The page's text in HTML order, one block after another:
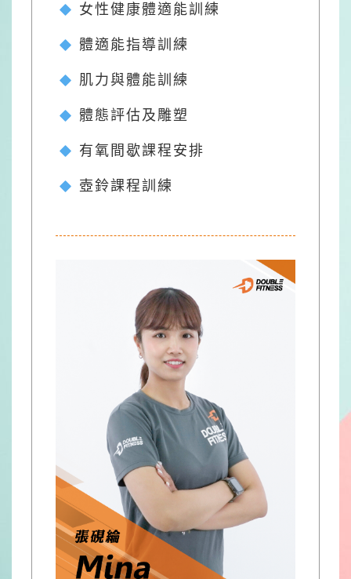
女性健康體適能訓練
體適能指導訓練
肌力與體能訓練
體態評估及雕塑
有氧間歇課程安排
壺鈴課程訓練